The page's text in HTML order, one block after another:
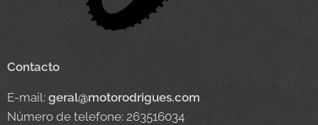
Contacto
E-mail: geral@motorodrigues.com
Número de telefone: 263516034